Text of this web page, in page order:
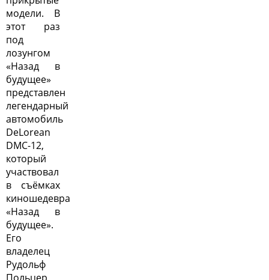
модели. В
этот раз
под
лозунгом
«Назад в
будущее»
представлен
легендарный
автомобиль
DeLorean
DMC-12,
который
участвовал
в съёмках
киношедевра
«Назад в
будущее».
Его
владелец
Рудольф